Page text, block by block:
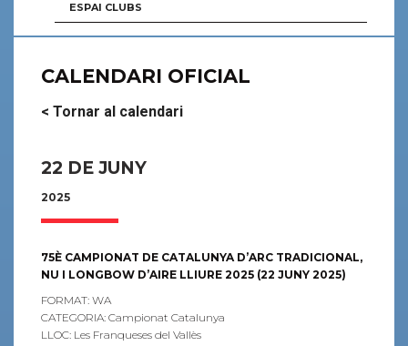
ESPAI CLUBS
CALENDARI OFICIAL
< Tornar al calendari
22 DE JUNY
2025
75È CAMPIONAT DE CATALUNYA D’ARC TRADICIONAL,
NU I LONGBOW D’AIRE LLIURE 2025 (22 JUNY 2025)
FORMAT: WA
CATEGORIA: Campionat Catalunya
LLOC: Les Franqueses del Vallès